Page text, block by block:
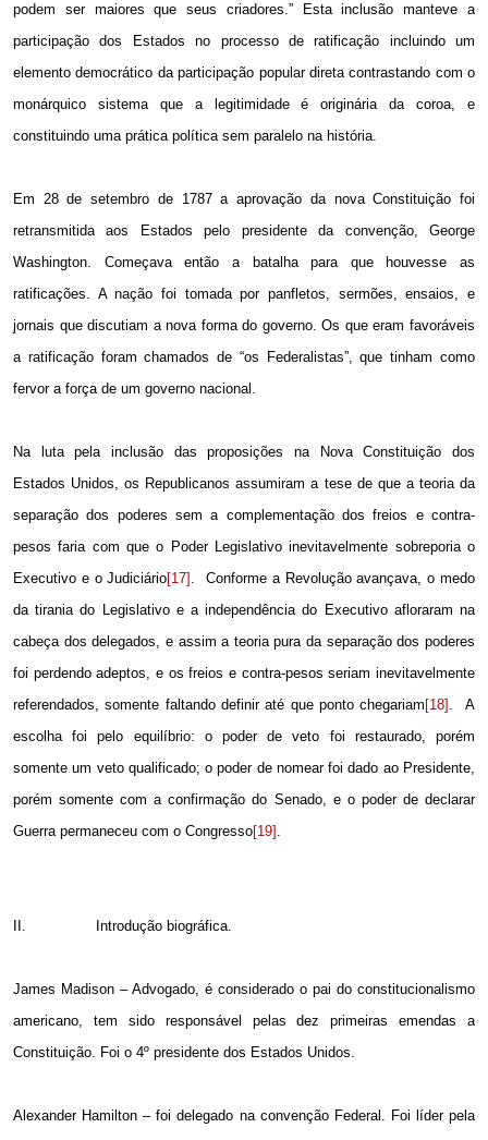
podem ser maiores que seus criadores.” Esta inclusão manteve a
participação dos Estados no processo de ratificação incluindo um
elemento democrático da participação popular direta contrastando com o
monárquico sistema que a legitimidade é originária da coroa, e
constituindo uma prática política sem paralelo na história.
Em 28 de setembro de 1787 aaprovação da nova Constituição foi
retransmitida aos Estados pelo presidente da convenção, George
Washington. Começava então a batalha para que houvesse as
ratificações. A nação foi tomada por panfletos, sermões, ensaios, e
jornais que discutiam a nova forma do governo. Os que eram favoráveis
a ratificação foram chamados de “os Federalistas”, que tinham como
fervor a força de um governo nacional.
Na luta pela inclusão das proposições na Nova Constituição dos
Estados Unidos, os Republicanos assumiram a tese de que a teoria da
separação dos poderes sem a complementação dos freios e contra-
pesos faria com que o Poder Legislativo inevitavelmente sobreporia o
Executivo e o Judiciário[17] .
Conforme a Revolução avançava, o medo
da tirania do Legislativo e a independência do Executivo afloraram na
cabeça dos delegados, e assim a teoria pura da separação dos poderes
foi perdendo adeptos, e os freios e contra-pesos seriam inevitavelmente
referendados, somente faltando definir até que ponto chegariam [18] .
A
escolha foi pelo equilíbrio: o poder de veto foi restaurado, porém
somente um veto qualificado; o poder de nomear foi dado ao Presidente,
porém somente com a confirmação do Senado, e o poder de declarar
Guerra permaneceu com o Congresso[19] .
II. Introdução biográfica.
James Madison – Advogado, é considerado o pai do constitucionalismo
americano, tem sido responsável pelas dez primeiras emendas a
Constituição. Foi o 4º presidente dos Estados Unidos.
Alexander Hamilton – foi delegado na convenção Federal. Foi líder pela